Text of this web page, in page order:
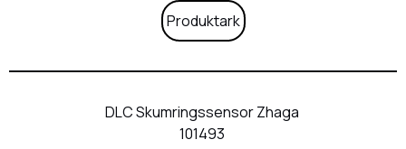
Produktark
DLC Skumringssensor Zhaga
101493